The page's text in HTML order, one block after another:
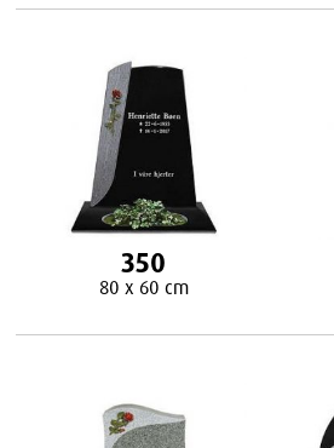
350
80 x 60 cm